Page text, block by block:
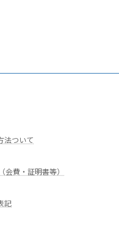
法ついて
会費・証明書等）
記